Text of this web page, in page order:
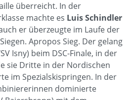
überreicht. In der
machte es Luis Schindler
er überzeugte im Laufe der
Apropos Sieg. Der gelang
Isny) beim DSC-Finale, in der
sie Dritte in der Nordischen
im Spezialskispringen. In der
dominierte